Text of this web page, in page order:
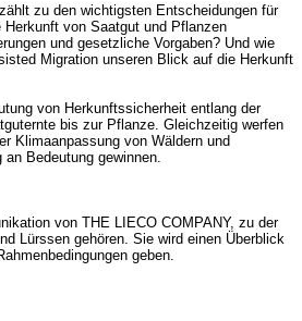
zu den wichtigsten Entscheidungen für
von Saatgut und Pflanzen
und gesetzliche Vorgaben? Und wie
Migration unseren Blick auf die Herkunft
von Herkunftssicherheit entlang der
bis zur Pflanze. Gleichzeitig werfen
Klimaanpassung von Wäldern und
Bedeutung gewinnen.
von THE LIECO COMPANY, zu der
Lürssen gehören. Sie wird einen Überblick
geben.